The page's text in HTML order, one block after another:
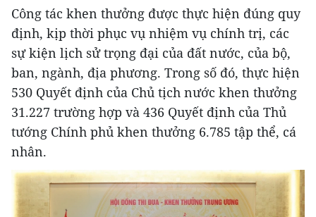
Công tác khen thưởng được thực hiện đúng quy
định, kịp thời phục vụ nhiệm vụ chính trị, các
sự kiện lịch sử trọng đại của đất nước, của bộ,
ban, ngành, địa phương. Trong số đó, thực hiện
530 Quyết định của Chủ tịch nước khen thưởng
31.227 trường hợp và 436 Quyết định của Thủ
tướng Chính phủ khen thưởng 6.785 tập thể, cá
nhân.